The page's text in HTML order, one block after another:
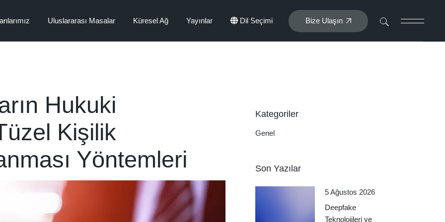
Mülkiyet Hukuku
Hukuku
ve
Hukuku
Uluslararası Masalar Küresel Ağ Yayınlar Dil Seçimi Bize Ulaşın
Hukuki
Kişilik
Yöntemleri
Kategoriler
Genel
Son Yazılar
5 Ağustos 2026
Deepfake
Teknolojileri ve